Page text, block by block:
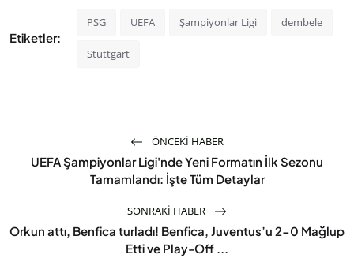
Etiketler:
PSG UEFA Şampiyonlar Ligi dembele
Stuttgart
ÖNCEKI HABER
UEFA Şampiyonlar Ligi'nde Yeni Formatın İlk Sezonu
Tamamlandı: İşte Tüm Detaylar
SONRAKI HABER
Orkun attı, Benfica turladı! Benfica, Juventus’u 2-0 Mağlup
Etti ve Play-Off ...